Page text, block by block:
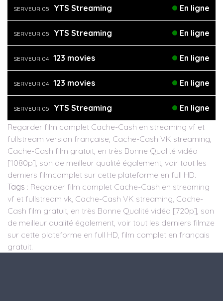
SERVEUR 05 YTS Streaming En ligne
SERVEUR 05 YTS Streaming En ligne
SERVEUR 04 123 movies En ligne
SERVEUR 04 123 movies En ligne
SERVEUR 05 YTS Streaming
En ligne
Regarder film complet Cache-Cash en streaming vf et
fullstream version française, Cache-Cash VK streaming,
Cache-Cash film gratuit, en très Bonne Qualité vidéo
[1080p], son de meilleur qualité également, voir tout les
derniers filmcomplet sur cette plateforme en full HD.
Tags : Regarder film complet Cache-Cash en streaming
vf et fullstream vk, Cache-Cash VK streaming, Cache-
Cash film gratuit, en très Bonne Qualité vidéo [720p], son
de meilleur qualité également, voir tout les derniers filmze
sur cette plateforme en full HD, film complet en français
gratuit.